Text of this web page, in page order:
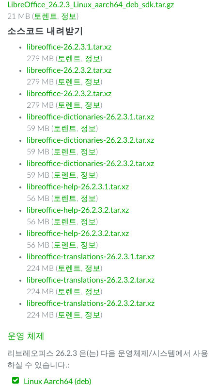
LibreOffice_26.2.3_Linux_aarch64_deb_sdk.tar.gz
21 MB ( 토렌트, 정보 )
소스코드 내려받기
libreoffice-26.2.3.1.tar.xz
279 MB ( 토렌트, 정보 )
libreoffice-26.2.3.2.tar.xz
279 MB ( 토렌트, 정보 )
libreoffice-26.2.3.2.tar.xz
279 MB ( 토렌트, 정보 )
libreoffice-dictionaries-26.2.3.1.tar.xz
59 MB ( 토렌트, 정보 )
libreoffice-dictionaries-26.2.3.2.tar.xz
59 MB ( 토렌트, 정보 )
libreoffice-dictionaries-26.2.3.2.tar.xz
59 MB ( 토렌트, 정보 )
libreoffice-help-26.2.3.1.tar.xz
56 MB ( 토렌트, 정보 )
libreoffice-help-26.2.3.2.tar.xz
56 MB ( 토렌트, 정보 )
libreoffice-help-26.2.3.2.tar.xz
56 MB ( 토렌트, 정보 )
libreoffice-translations-26.2.3.1.tar.xz
224 MB ( 토렌트, 정보 )
libreoffice-translations-26.2.3.2.tar.xz
224 MB ( 토렌트, 정보 )
libreoffice-translations-26.2.3.2.tar.xz
224 MB ( 토렌트, 정보 )
운영 체제
리브레오피스 26.2.3 은(는) 다음 운영체제/시스템에서 사용
하실 수 있습니다.:
Linux Aarch64 (deb)